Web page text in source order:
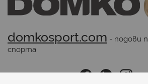
domkosport.com - подови
спорта
Последвайте ни: